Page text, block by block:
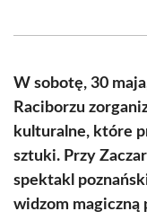
(Twitter)
W sobotę, 30
Raciborzu
kulturalne, które
sztuki. Przy
spektakl
widzom magiczną